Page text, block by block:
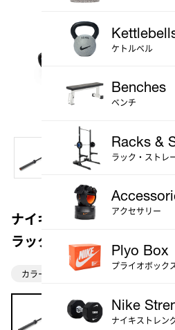
ケトルベル
Benches
ベンチ
Racks &
ラック・ストレ
アクセサリー
Plyo Box
プライオボック
Nike
ナイキストレン
ナイキストレングス シール
ラック)
カラー：ブラック